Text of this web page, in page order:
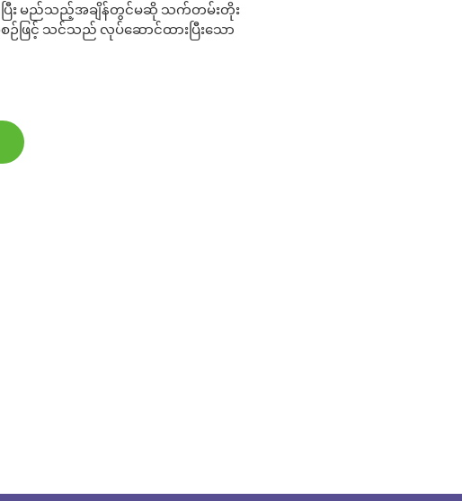
နိုင်ပြီး မည်သည့်အချိန်တွင်မဆို သက်တမ်းတိုး
ဖြင့် သင်သည် လုပ်ဆောင်ထားပြီးသော